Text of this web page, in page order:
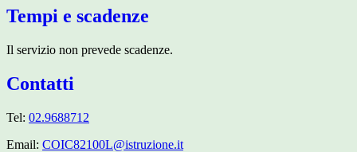
Tempi e scadenze
Il servizio non prevede scadenze.
Contatti
Tel: 02.9688712
Email: COIC82100L@istruzione.it